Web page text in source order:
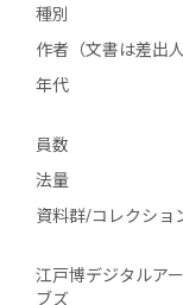
種別
作者（文書は差出人
年代
員数
法量
資料群/コレクショ
江戸博デジタルア
ブズ